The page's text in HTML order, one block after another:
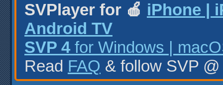
SVPlayer for 🍎 iPhone |
Android TV
SVP 4 for Windows |
Read FAQ & follow SVP